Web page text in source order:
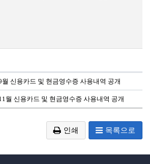
월 신용카드 및 현금영수증 사용내역 공개
월 신용카드 및 현금영수증 사용내역 공개
인쇄 목록으로